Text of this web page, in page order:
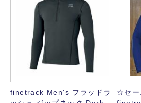
finetrack Men's フラッドラ
☆セ